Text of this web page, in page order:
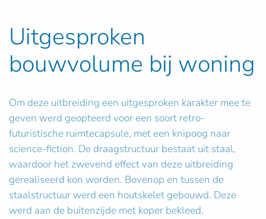
Uitgesproken
bouwvolume bij woning
Om deze uitbreiding een uitgesproken karakter mee te
geven werd geopteerd voor een soort retro-
futuristische ruimtecapsule, met een knipoog naar
science-fiction. De draagstructuur bestaat uit staal,
waardoor het zwevend effect van deze uitbreiding
gerealiseerd kon worden. Bovenop en tussen de
staalstructuur werd een houtskelet gebouwd. Deze
werd aan de buitenzijde met koper bekleed.